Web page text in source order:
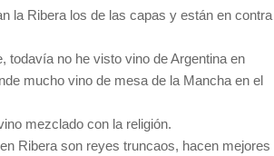
la Ribera los de las capas y están en contra
todavía no he visto vino de Argentina en
mucho vino de mesa de la Mancha en el
mezclado con la religión.
Ribera son reyes truncaos, hacen mejores